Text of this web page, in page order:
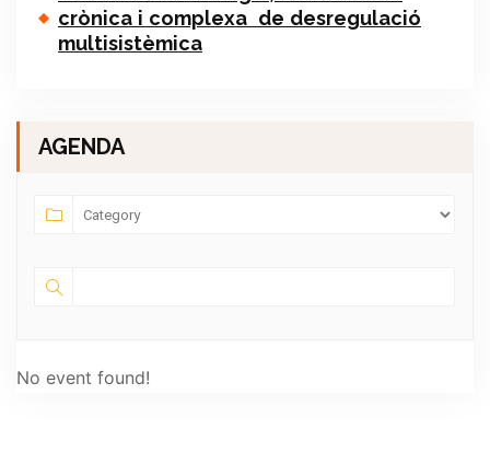
crònica i complexa de desregulació
multisistèmica
AGENDA
No event found!